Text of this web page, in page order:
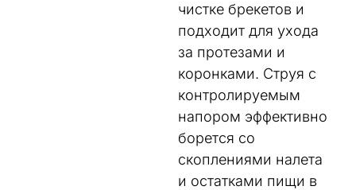
чистке брекетов и
подходит для ухода
за протезами и
коронками. Струя с
контролируемым
напором эффективно
борется со
скоплениями налета
и остатками пищи в